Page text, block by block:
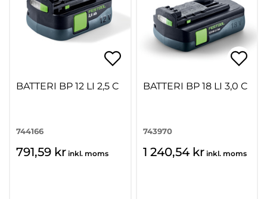
BATTERI BP 12 LI 2,5 C
744166
791,59 kr inkl. moms
BATTERI BP 18 LI 3,0 C
743970
1 240,54 kr inkl. moms